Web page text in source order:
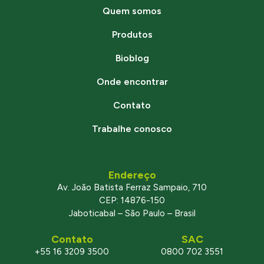
Quem somos
Produtos
Bioblog
Onde encontrar
Contato
Trabalhe conosco
Endereço
Av. João Batista Ferraz Sampaio, 710
CEP: 14876-150
Jaboticabal – São Paulo – Brasil
Contato
+55 16 3209 3500
SAC
0800 702 3551